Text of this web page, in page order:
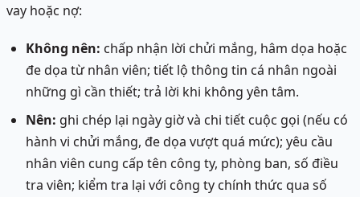
vay hoặc nợ:
Không nên: chấp nhận lời chửi mắng, hâm dọa hoặc
đe dọa từ nhân viên; tiết lộ thông tin cá nhân ngoài
những gì cần thiết; trả lời khi không yên tâm.
Nên: ghi chép lại ngày giờ và chi tiết cuộc gọi (nếu có
hành vi chửi mắng, đe dọa vượt quá mức); yêu cầu
nhân viên cung cấp tên công ty, phòng ban, số điều
tra viên; kiểm tra lại với công ty chính thức qua số